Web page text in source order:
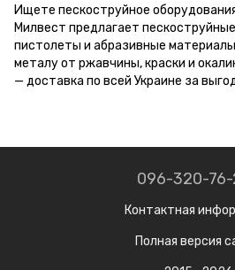
Ищете пескоструйное
Милвест предлагает
пистолеты и абразивные
металу от ржавчины, краски и
— доставка по всей Украине за
096-320-76-
Контактная
Полная версия